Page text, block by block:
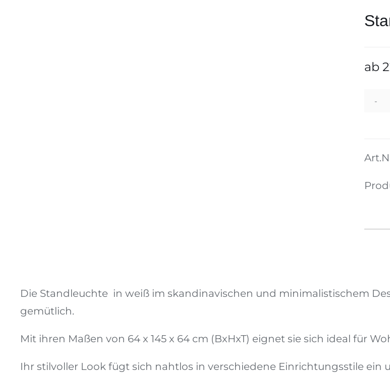
ab
Die Standleuchte in weiß im skandinavischen und minimalistischem
gemütlich.
Mit ihren Maßen von 64 x 145 x 64 cm (BxHxT) eignet sie sich ideal für
Ihr stilvoller Look fügt sich nahtlos in verschiedene Einrichtungsstile